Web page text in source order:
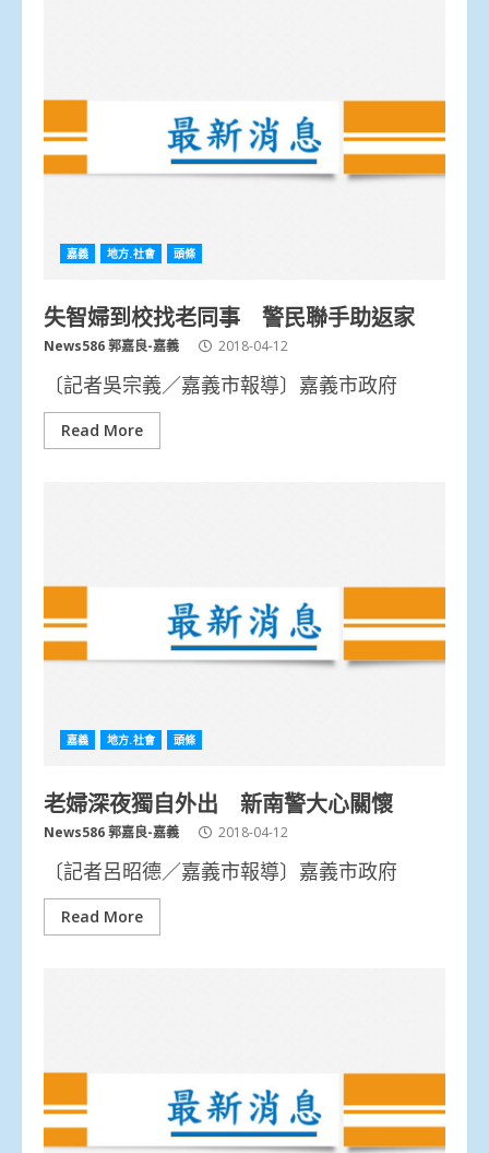
嘉義 地方.社會 頭條
失智婦到校找老同事 警民聯手助返家
News586 郭嘉良-嘉義 2018-04-12
〔記者吳宗義／嘉義市報導〕嘉義市政府
Read More
嘉義 地方.社會 頭條
老婦深夜獨自外出 新南警大心關懷
News586 郭嘉良-嘉義 2018-04-12
〔記者呂昭德／嘉義市報導〕嘉義市政府
Read More